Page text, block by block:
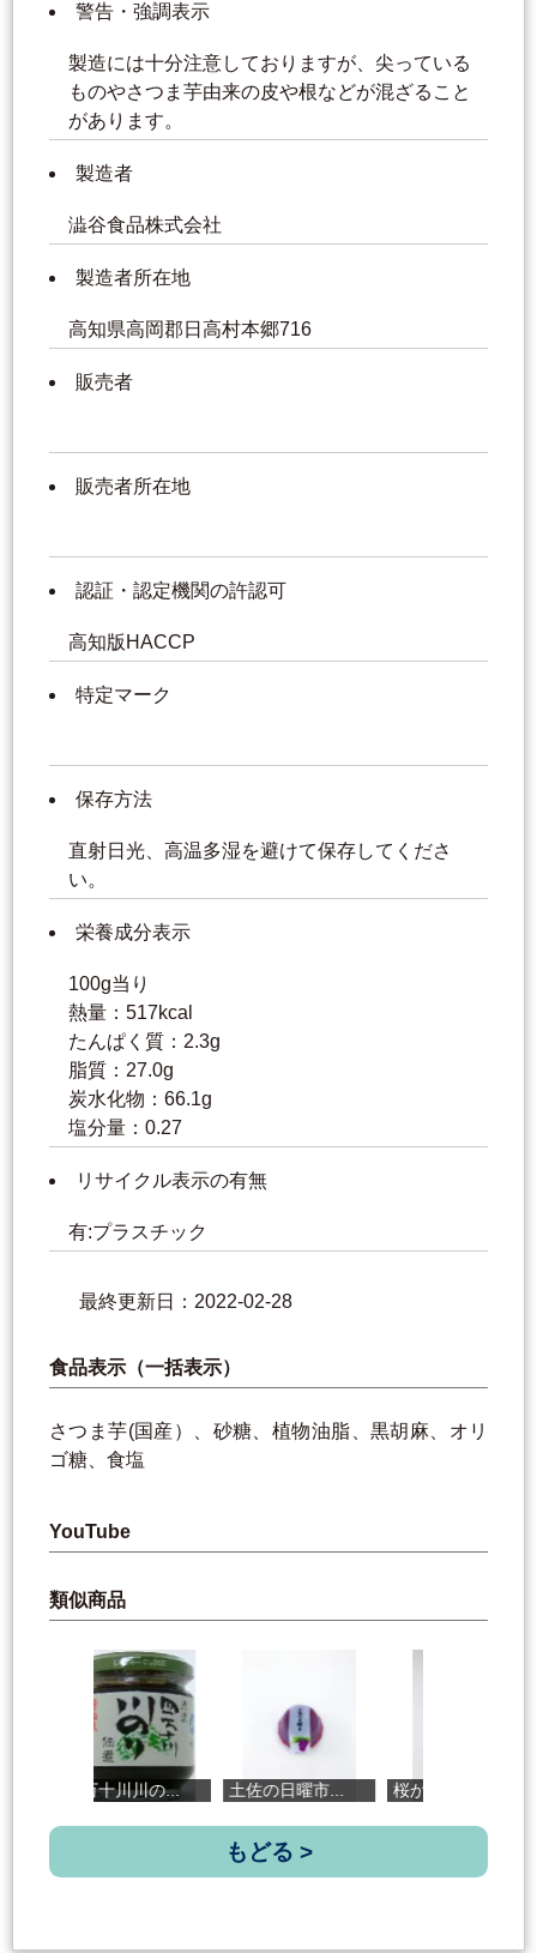
警告・強調表示
製造には十分注意しておりますが、尖っている
ものやさつま芋由来の皮や根などが混ざること
があります。
製造者
澁谷食品株式会社
製造者所在地
高知県高岡郡日高村本郷716
販売者
販売者所在地
認証・認定機関の許認可
高知版HACCP
特定マーク
保存方法
直射日光、高温多湿を避けて保存してくださ
い。
栄養成分表示
100g当り
熱量：517kcal
たんぱく質：2.3g
脂質：27.0g
炭水化物：66.1g
塩分量：0.27
リサイクル表示の有無
有:プラスチック
最終更新日：2022-02-28
食品表示（一括表示）
さつま芋(国産）、砂糖、植物油脂、黒胡麻、オリ
ゴ糖、食塩
YouTube
類似商品
四万十川川の... 土佐の日曜市... 桜かまぼこ
もどる >